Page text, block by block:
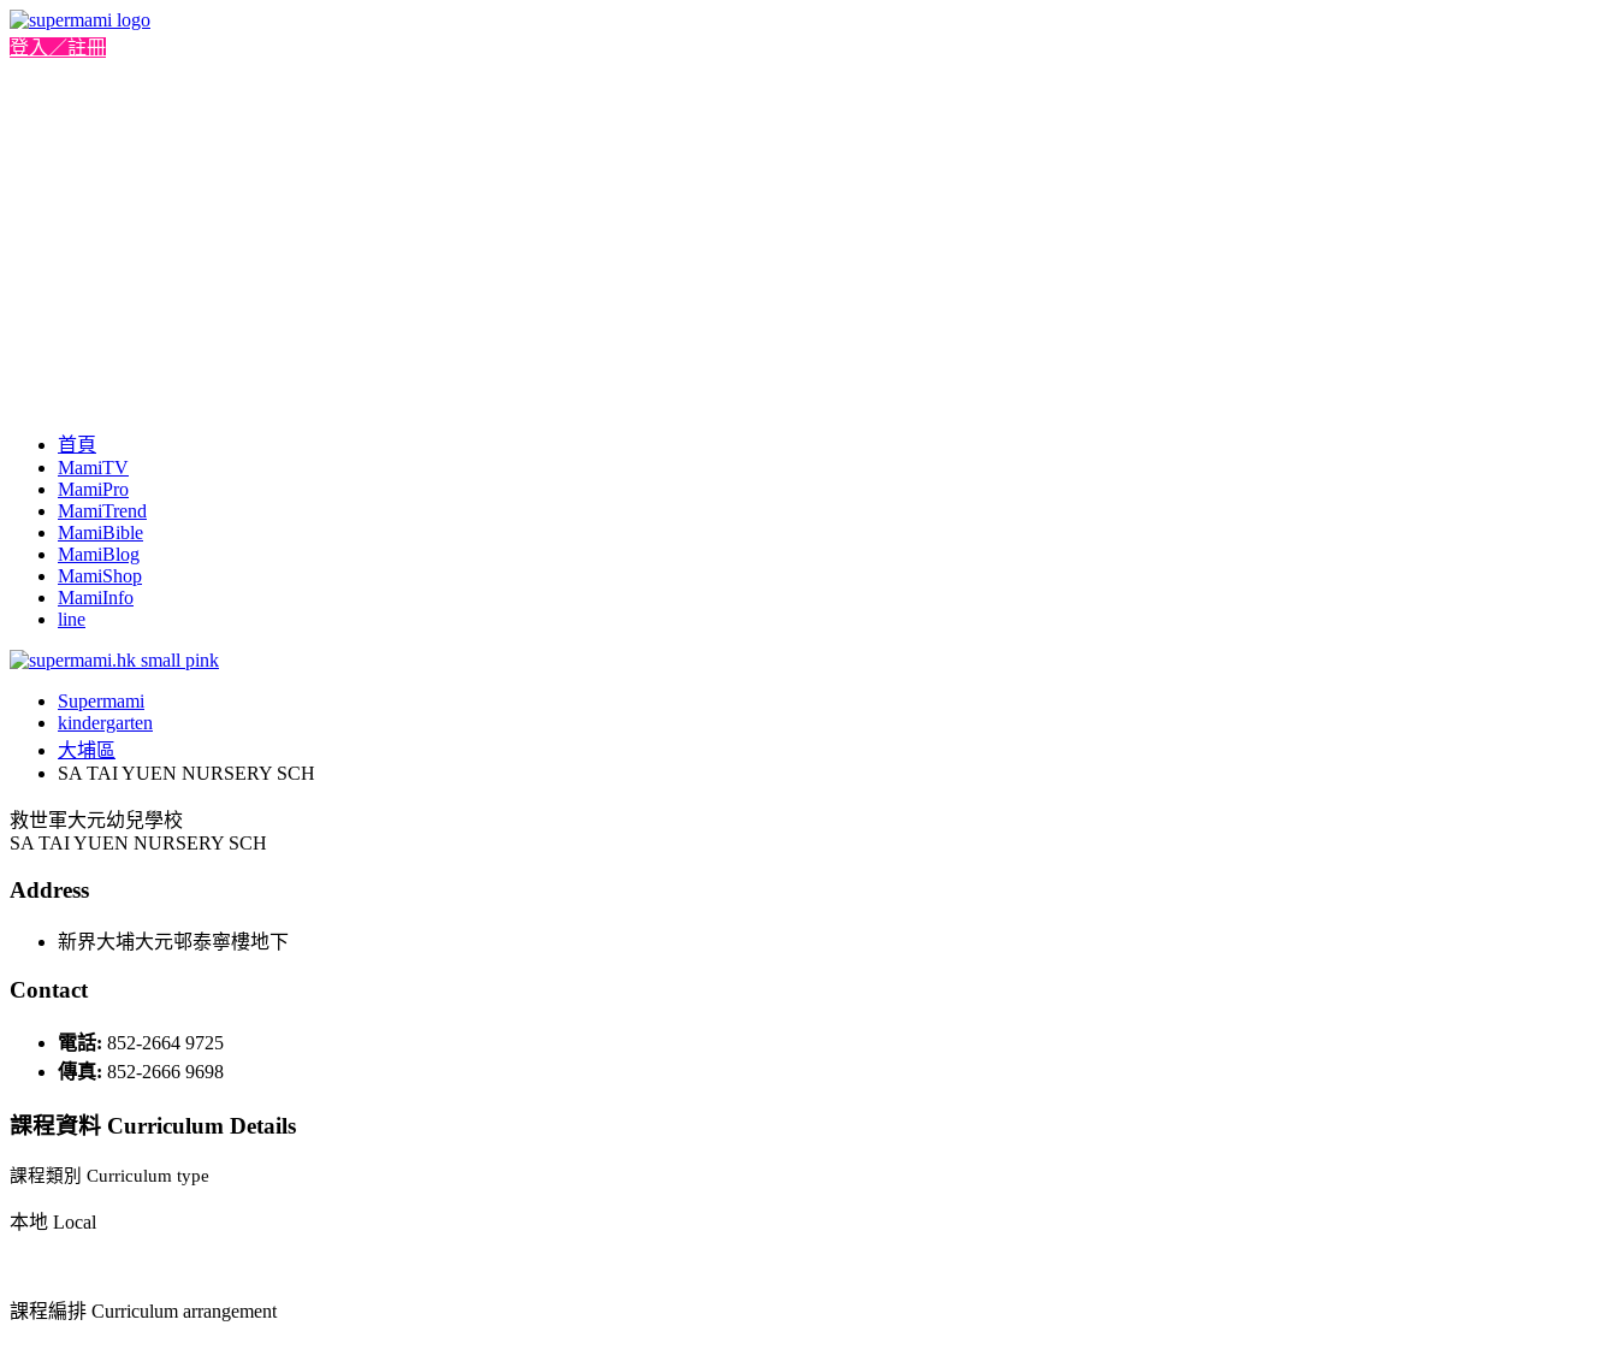
登入／註冊
首頁
MamiTV
MamiPro
MamiTrend
MamiBible
MamiBlog
MamiShop
MamiInfo
line
Supermami
kindergarten
大埔區
SA TAI YUEN NURSERY SCH
救世軍大元幼兒學校
SA TAI YUEN NURSERY SCH
Address
新界大埔大元邨泰寧樓地下
Contact
電話: 852-2664 9725
傳真: 852-2666 9698
課程資料 Curriculum Details
課程類別 Curriculum type
本地 Local
課程編排 Curriculum arrangement